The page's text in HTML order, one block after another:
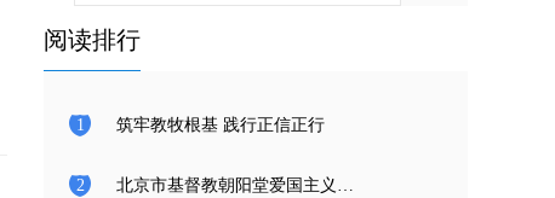
阅读排行
1 筑牢教牧根基 践行正信正行
2 北京市基督教朝阳堂爱国主义教育学习访问团一行来访